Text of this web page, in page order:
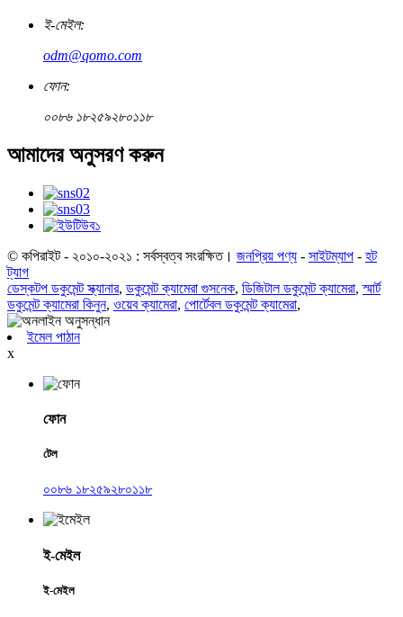
ই-মেইল:
odm@qomo.com
ফোন:
০০৮৬ ১৮২৫৯২৮০১১৮
আমাদের অনুসরণ করুন
© কপিরাইট - ২০১০-২০২১ : সর্বস্বত্ব সংরক্ষিত। জনপ্রিয় পণ্য - সাইটম্যাপ - হট
ট্যাগ
ডেস্কটপ ডকুমেন্ট স্ক্যানার, ডকুমেন্ট ক্যামেরা গুসনেক, ডিজিটাল ডকুমেন্ট ক্যামেরা,স্মার্ট
ডকুমেন্ট ক্যামেরা কিনুন, ওয়েব ক্যামেরা, পোর্টেবল ডকুমেন্ট ক্যামেরা,
ইমেল পাঠান
x
ফোন
টেল
০০৮৬ ১৮২৫৯২৮০১১৮
ই-মেইল
ই-মেইল